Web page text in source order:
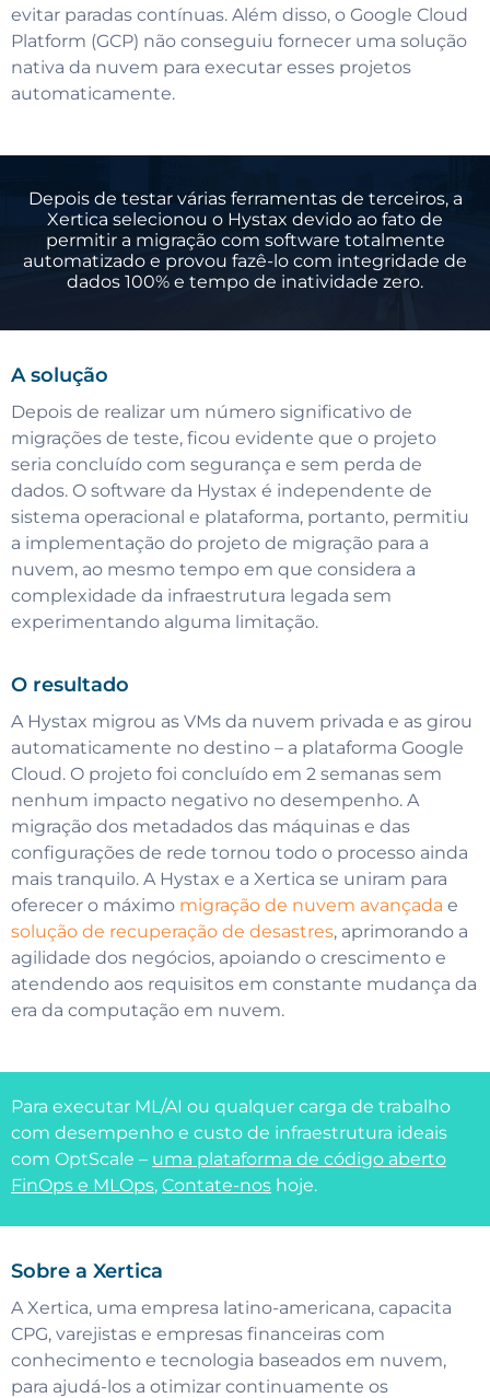
evitar paradas contínuas. Além disso, o Google Cloud
Platform (GCP) não conseguiu fornecer uma solução
nativa da nuvem para executar esses projetos
automaticamente.
Depois de testar várias ferramentas de terceiros, a
Xertica selecionou o Hystax devido ao fato de
permitir a migração com software totalmente
automatizado e provou fazê-lo com integridade de
dados 100% e tempo de inatividade zero.
A solução
Depois de realizar um número significativo de
migrações de teste, ficou evidente que o projeto
seria concluído com segurança e sem perda de
dados. O software da Hystax é independente de
sistema operacional e plataforma, portanto, permitiu
a implementação do projeto de migração para a
nuvem, ao mesmo tempo em que considera a
complexidade da infraestrutura legada sem
experimentando alguma limitação.
O resultado
A Hystax migrou as VMs da nuvem privada e as girou
automaticamente no destino – a plataforma Google
Cloud. O projeto foi concluído em 2 semanas sem
nenhum impacto negativo no desempenho. A
migração dos metadados das máquinas e das
configurações de rede tornou todo o processo ainda
mais tranquilo. A Hystax e a Xertica se uniram para
oferecer o máximo migração de nuvem avançada e
solução de recuperação de desastres, aprimorando a
agilidade dos negócios, apoiando o crescimento e
atendendo aos requisitos em constante mudança da
era da computação em nuvem.
Para executar ML/AI ou qualquer carga de trabalho
com desempenho e custo de infraestrutura ideais
com OptScale – uma plataforma de código aberto
FinOps e MLOps, Contate-nos hoje.
Sobre a Xertica
A Xertica, uma empresa latino-americana, capacita
CPG, varejistas e empresas financeiras com
conhecimento e tecnologia baseados em nuvem,
para ajudá-los a otimizar continuamente os